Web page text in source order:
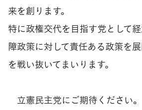
来を創ります。
特に政権交代を目指す党として
障政策に対して責任ある政策を
を戦い抜いてまいります。
立憲民主党にご期待ください